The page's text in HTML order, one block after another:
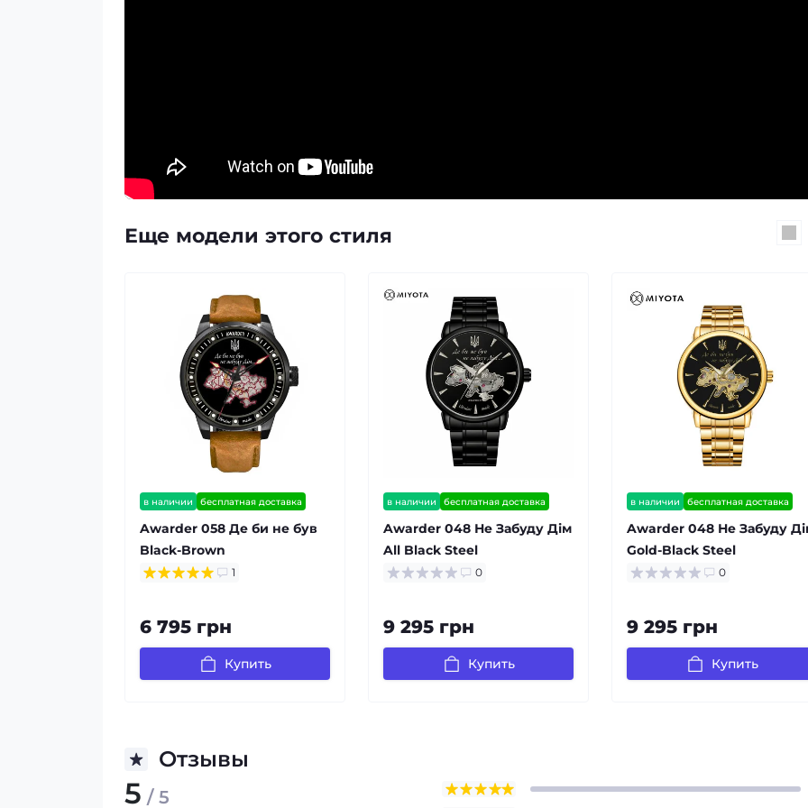
Еще модели этого стиля
в наличии
бесплатная доставка
Awarder 058 Де би не був
Black-Brown
1
6 795 грн
Купить
в наличии
бесплатная доставка
Awarder 048 Не Забуду Дім
All Black Steel
0
9 295 грн
Купить
в наличии
бесплатная доставка
Awarder 048 Не Забуду
Gold-Black Steel
0
9 295 грн
Купить
Отзывы
5 / 5